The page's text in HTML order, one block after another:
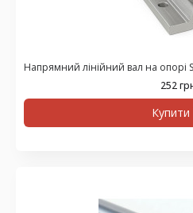
Напрямний лінійний вал на опорі
252
Купити